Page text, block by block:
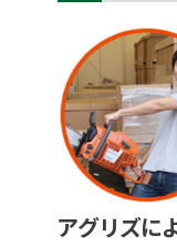
アグリズに